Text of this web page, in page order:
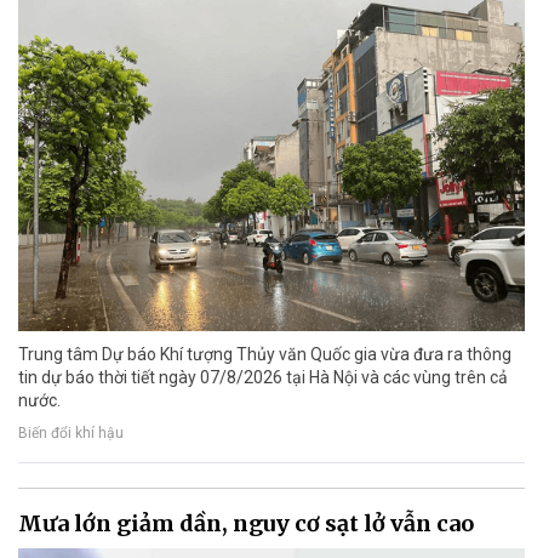
Trung tâm Dự báo Khí tượng Thủy văn Quốc gia vừa đưa ra thông
tin dự báo thời tiết ngày 07/8/2026 tại Hà Nội và các vùng trên cả
nước.
Biến đổi khí hậu
Mưa lớn giảm dần, nguy cơ sạt lở vẫn cao